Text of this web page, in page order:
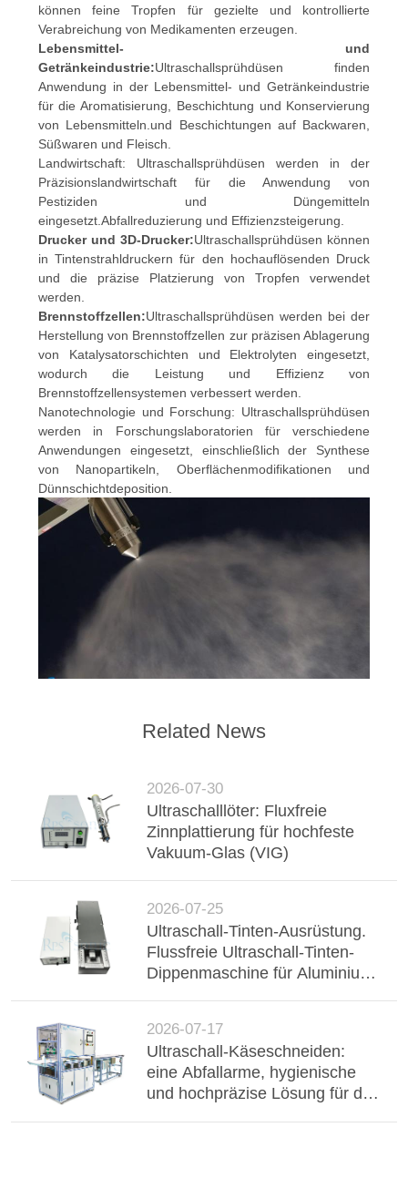
können feine Tropfen für gezielte und kontrollierte
Verabreichung von Medikamenten erzeugen.
Lebensmittel- und
Getränkeindustrie:Ultraschallsprühdüsen finden
Anwendung in der Lebensmittel- und Getränkeindustrie
für die Aromatisierung, Beschichtung und Konservierung
von Lebensmitteln.und Beschichtungen auf Backwaren,
Süßwaren und Fleisch.
Landwirtschaft: Ultraschallsprühdüsen werden in der
Präzisionslandwirtschaft für die Anwendung von
Pestiziden und Düngemitteln
eingesetzt.Abfallreduzierung und Effizienzsteigerung.
Drucker und 3D-Drucker:Ultraschallsprühdüsen können
in Tintenstrahldruckern für den hochauflösenden Druck
und die präzise Platzierung von Tropfen verwendet
werden.
Brennstoffzellen:Ultraschallsprühdüsen werden bei der
Herstellung von Brennstoffzellen zur präzisen Ablagerung
von Katalysatorschichten und Elektrolyten eingesetzt,
wodurch die Leistung und Effizienz von
Brennstoffzellensystemen verbessert werden.
Nanotechnologie und Forschung: Ultraschallsprühdüsen
werden in Forschungslaboratorien für verschiedene
Anwendungen eingesetzt, einschließlich der Synthese
von Nanopartikeln, Oberflächenmodifikationen und
Dünnschichtdeposition.
Related News
2026-07-30
Ultraschalllöter: Fluxfreie
Zinnplattierung für hochfeste
Vakuum-Glas (VIG)
2026-07-25
Ultraschall-Tinten-Ausrüstung.
Flussfreie Ultraschall-Tinten-
Dippenmaschine für Aluminium-
2026-07-17
Ultraschall-Käseschneiden:
eine Abfallarme, hygienische
und hochpräzise Lösung für die